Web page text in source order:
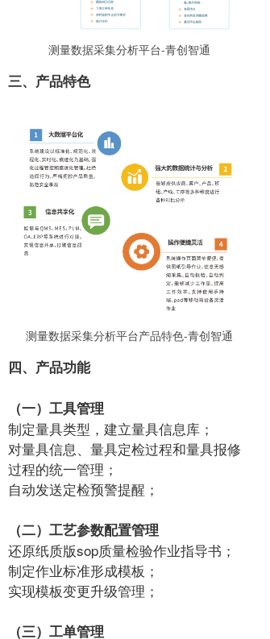
测量数据采集分析平台-青创智通
三、产品特色
测量数据采集分析平台产品特色-青创智通
四、产品功能
（一）工具管理
制定量具类型，建立量具信息库；
对量具信息、量具定检过程和量具报修
过程的统一管理；
自动发送定检预警提醒；
（二）工艺参数配置管理
还原纸质版sop质量检验作业指导书；
制定作业标准形成模板；
实现模板变更升级管理；
（三）工单管理